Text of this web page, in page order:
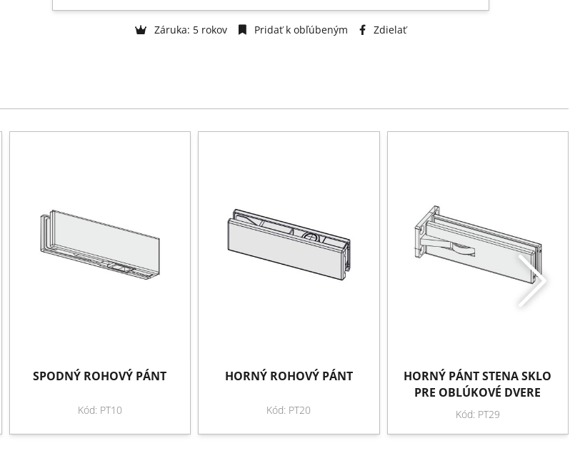
Záruka: 5 rokov Pridať k obľúbeným Zdielať
SPODNÝ ROHOVÝ PÁNT
Kód: PT10
HORNÝ ROHOVÝ PÁNT
Kód: PT20
HORNÝ PÁNT STENA SKLO
PRE OBLÚKOVÉ DVERE
Kód: PT29